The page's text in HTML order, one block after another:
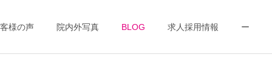
様の声 院内外写真 BLOG 求人採用情報 ー